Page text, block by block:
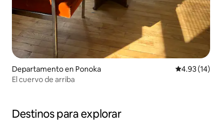
Departamento en Ponoka Calificación
4.93 (14)
El cuervo de arriba
Destinos para explorar